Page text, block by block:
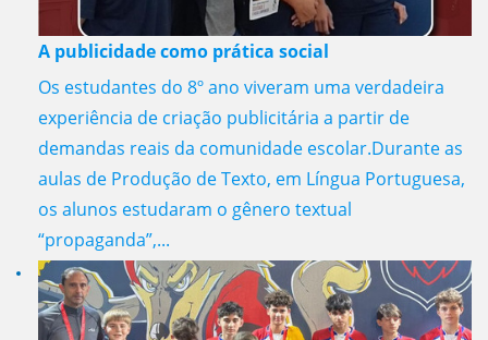
A publicidade como prática social
Os estudantes do 8º ano viveram uma verdadeira
experiência de criação publicitária a partir de
demandas reais da comunidade escolar.Durante as
aulas de Produção de Texto, em Língua Portuguesa,
os alunos estudaram o gênero textual
“propaganda”,...